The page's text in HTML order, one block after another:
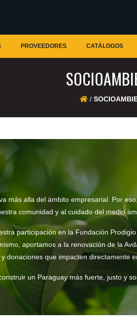
PROVEEDORES CATÁLOGOS
/
más alla del ámbito empresarial. Por
comunidad y al cuidado del medio
participación en la Fundación
aportamos a la renovación de la
donaciones que impacten directamente
un Paraguay más fuerte, justo y